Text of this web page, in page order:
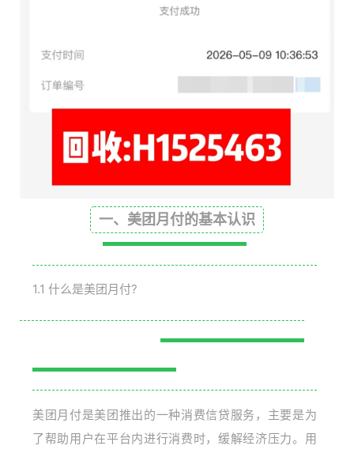
一、美团月付的基本认识
1.1 什么是美团月付?
美团月付是美团推出的一种消费信贷服务，主要是为
了帮助用户在平台内进行消费时，缓解经济压力。用